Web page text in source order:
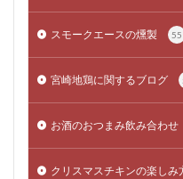
スモークエースの燻製 55
宮崎地鶏に関するブログ
お酒のおつまみ飲み合わせ
クリスマスチキンの楽しみ